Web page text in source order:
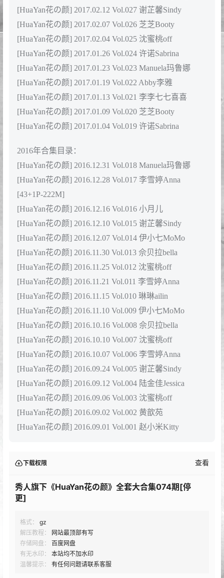
[HuaYan花の颜] 2017.12.29 VOL.052 琳琳ailin
[HuaYan花の颜] 2017.12.19 Vol.051 谢芷馨Sindy
[HuaYan花の颜] 2017.11.23 Vol.050 谢芷馨Sindy
[HuaYan花の颜] 2017.09.29 Vol.049 芝芝Booty
[HuaYan花の颜] 2017.09.20 Vol.048 夏小秋秋秋
[HuaYan花の颜] 2017.09.10 Vol.047 Manuela玛鲁娜
[HuaYan花の颜] 2017.08.24 Vol.046 芝芝Booty
[HuaYan花の颜] 2017.08.06 Vol.045 赵小米Kitty
[HuaYan花の颜] 2017.07.31 Vol.044 芝芝Booty
[HuaYan花の颜] 2017.07.16 Vol.042 艺蕾
[HuaYan花の颜] 2017.07.11 Vol.041 芝芝Booty
[HuaYan花の颜] 2017.06.22 Vol.040 沈蜜桃off
[HuaYan花の颜] 2017.06.07 Vol.039 Manuela玛鲁娜
[HuaYan花の颜] 2017.05.31 Vol.038 芝芝Booty
[HuaYan花の颜] 2017.05.10 Vol.037 沈蜜桃off
[HuaYan花の颜] 2017.04.28 Vol.036 Manuela玛鲁娜
[HuaYan花の颜] 2017.04.18 Vol.035 艺蕾
[HuaYan花の颜] 2017.04.08 Vol.034 芝芝Booty
[HuaYan花の颜] 2017.03.29 Vol.033 沈蜜桃off
[HuaYan花の颜] 2017.03.25 Vol.032 Manuela玛鲁娜
[HuaYan花の颜] 2017.03.09 Vol.031 芝芝Booty
[HuaYan花の颜] 2017.02.27 Vol.030 许诺Sabrina
[HuaYan花の颜] 2017.02.25 Vol.029 兜豆靓Youlina
[HuaYan花の颜] 2017.02.15 Vol.028 Manuela玛鲁娜
[HuaYan花の颜] 2017.02.12 Vol.027 谢芷馨Sindy
[HuaYan花の颜] 2017.02.07 Vol.026 芝芝Booty
[HuaYan花の颜] 2017.02.04 Vol.025 沈蜜桃off
[HuaYan花の颜] 2017.01.26 Vol.024 许诺Sabrina
[HuaYan花の颜] 2017.01.23 Vol.023 Manuela玛鲁娜
[HuaYan花の颜] 2017.01.13 Vol.021 李李七七喜喜
[HuaYan花の颜] 2017.01.04 Vol.019 许诺Sabrina
[HuaYan花の颜] 2016.12.31 Vol.018 Manuela玛鲁娜
[HuaYan花の颜] 2016.12.28 Vol.017 李雪婷Anna
[43+1P-222M]